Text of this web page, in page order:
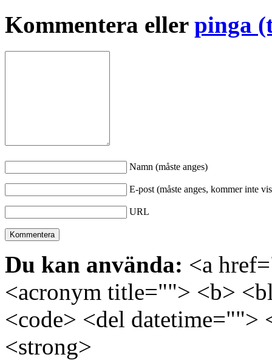
Kommentera eller pinga
Namn (måste anges)
E-post (måste anges, kommer inte
URL
Du kan använda: <a
<acronym title=""> <b>
<code> <del
<strong>